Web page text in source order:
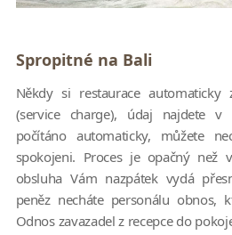
Spropitné na Bali
Někdy si restaurace automaticky
(service charge), údaj najdete v
počítáno automaticky, můžete
spokojeni. Proces je opačný než
obsluha Vám nazpátek vydá
peněz necháte personálu obnos,
Odnos zavazadel z recepce do